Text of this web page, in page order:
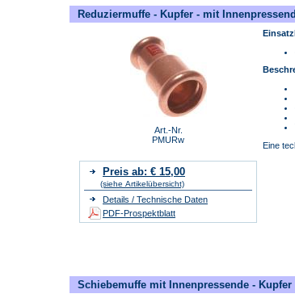
Reduziermuffe - Kupfer - mit
Art.-Nr.
PMURw
Preis ab: € 15,00
(siehe Artikelübersicht)
Details / Technische Daten
PDF-Prospektblatt
Eine
Schiebemuffe mit Innenpressende - Kupfer